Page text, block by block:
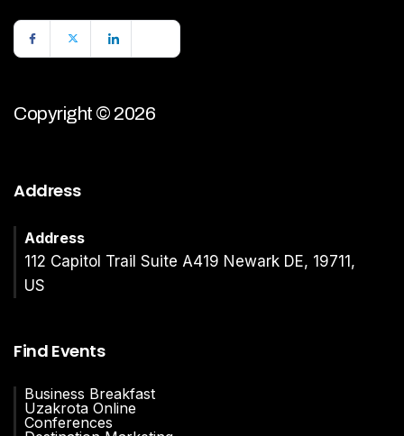
Copyright © 2026
Address
Address
112 Capitol Trail Suite A419 Newark DE, 19711,
US
Find Events
Business Breakfast
Uzakrota Online
Conferences